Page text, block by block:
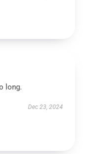
long.
Dec 23, 2024